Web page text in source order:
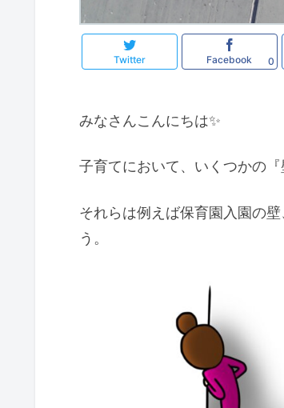
Twitter Facebook 0
みなさんこんにちは✨
子育てにおいて、いくつかの
それらは例えば保育園入園の
う。